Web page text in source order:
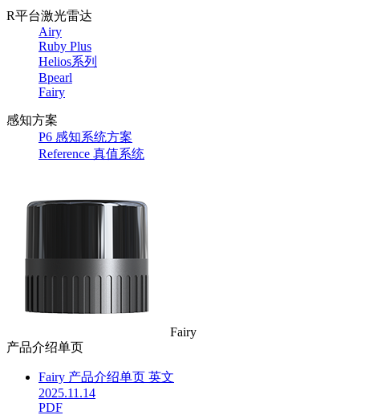
R平台激光雷达
Airy
Ruby Plus
Helios系列
Bpearl
Fairy
感知方案
P6 感知系统方案
Reference 真值系统
Fairy
产品介绍单页
Fairy 产品介绍单页 英文
2025.11.14
PDF